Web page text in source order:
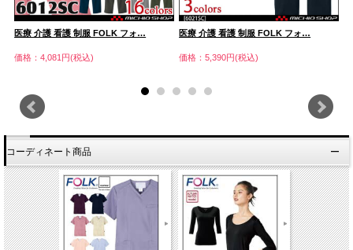
医療 介護 看護 制服 FOLK フォ…
価格：4,081円(税込)
医療 介護 看護 制服 FOLK フォ…
価格：5,390円(税込)
コーディネート商品